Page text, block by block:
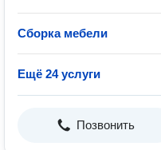
Сборка мебели
Ещё 24 услуги
Позвонить